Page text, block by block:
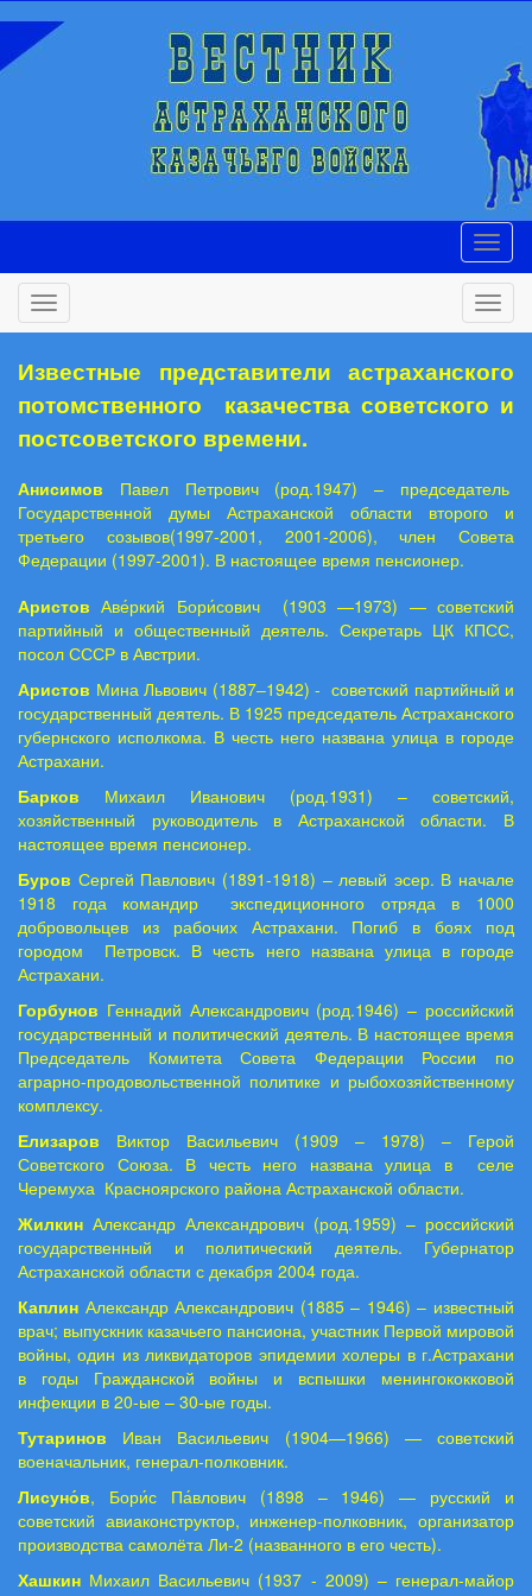
Известные представители астраханского
потомственного казачества советского и
постсоветского времени.
Анисимов Павел Петрович (род.1947) – председатель
Государственной думы Астраханской области второго и
третьего созывов(1997-2001, 2001-2006), член Совета
Федерации (1997-2001). В настоящее время пенсионер.
АристовАве́ркий Бори́сович (1903 —1973) — советский
партийный и общественный деятель. Секретарь ЦК КПСС,
посол СССР в Австрии.
Аристов Мина Львович (1887‒1942) - советский партийный и
государственный деятель. В 1925 председатель Астраханского
губернского исполкома. В честь него названа улица в городе
Астрахани.
Барков Михаил Иванович (род.1931) – советский,
хозяйственный руководитель в Астраханской области. В
настоящее время пенсионер.
Буров Сергей Павлович (1891-1918) – левый эсер. В начале
1918 года командир экспедиционного отряда в 1000
добровольцев из рабочих Астрахани. Погиб в боях под
городом Петровск. В честь него названа улица в городе
Астрахани.
Горбунов Геннадий Александрович (род.1946) – российский
государственный и политический деятель. В настоящее время
Председатель Комитета Совета Федерации России по
аграрно-продовольственной политике и рыбохозяйственному
комплексу.
Елизаров Виктор Васильевич (1909 – 1978) – Герой
Советского Союза. В честь него названа улица в селе
Черемуха Красноярского района Астраханской области.
Жилкин Александр Александрович (род.1959) – российский
государственный и политический деятель. Губернатор
Астраханской области с декабря 2004 года.
Каплин Александр Александрович (1885 – 1946) – известный
врач; выпускник казачьего пансиона, участник Первой мировой
войны, один из ликвидаторов эпидемии холеры в г.Астрахани
в годы Гражданской войны и вспышки менингококковой
инфекции в 20-ые – 30-ые годы.
Тутаринов Иван Васильевич (1904—1966) — советский
военачальник, генерал-полковник.
Лисуно́в, Бори́с Па́влович (1898 – 1946) — русский и
советский авиаконструктор, инженер-полковник, организатор
производства самолёта Ли-2 (названного в его честь).
Хашкин Михаил Васильевич (1937 - 2009) – генерал-майор